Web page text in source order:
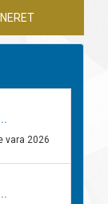
vara 2026